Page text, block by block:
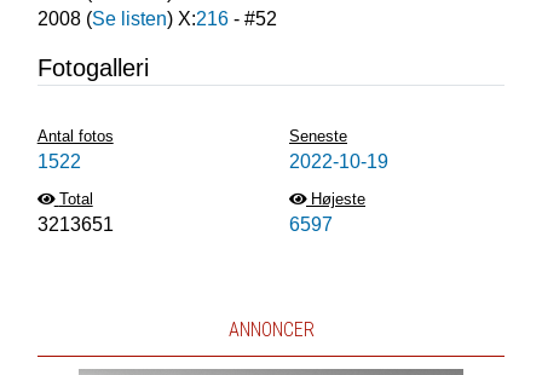
2008(Se listen) X:216- #52
Fotogalleri
Antal fotos
1522
Seneste
2022-10-19
Total
3213651
Højeste
6597
ANNONCER